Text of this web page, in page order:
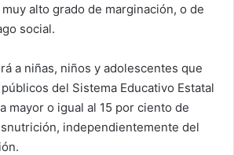
alto grado de marginación, o de
social.
a niñas, niños y adolescentes que
del Sistema Educativo Estatal
mayor o igual al 15 por ciento de
independientemente del